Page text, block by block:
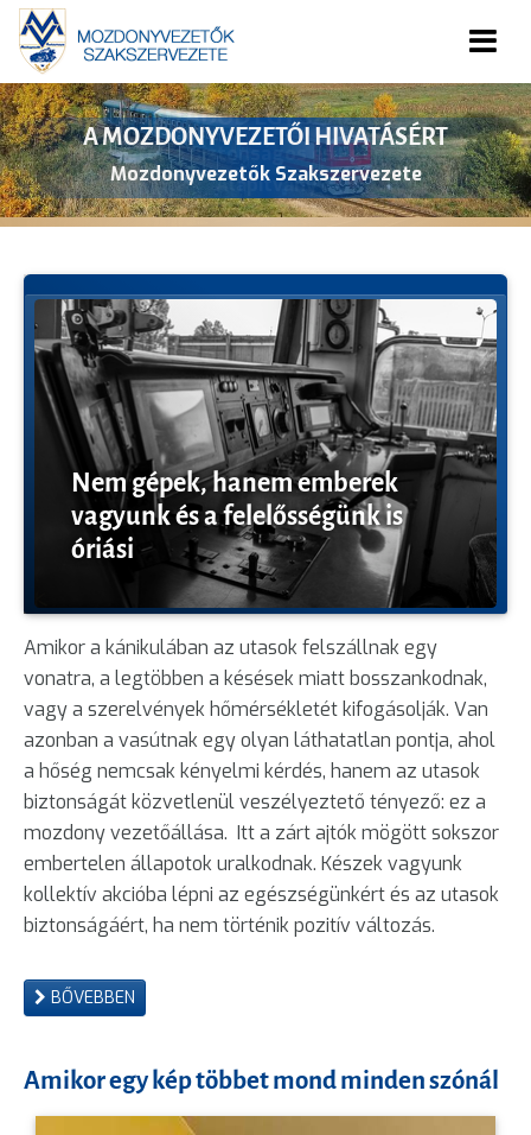
TÁMOGASD ADÓD EGY SZÁZALÉKÁVAL!
Mozdonyvezetők a Biztonságos és Egészséges Életért
Alapítvány
Nem gépek, hanem emberek
vagyunk és a felelősségünk is
óriási
Amikor a kánikulában az utasok felszállnak egy
vonatra, a legtöbben a késések miatt bosszankodnak,
vagy a szerelvények hőmérsékletét kifogásolják. Van
azonban a vasútnak egy olyan láthatatlan pontja, ahol
a hőség nemcsak kényelmi kérdés, hanem az utasok
biztonságát közvetlenül veszélyeztető tényező: ez a
mozdony vezetőállása. Itt a zárt ajtók mögött sokszor
embertelen állapotok uralkodnak. Készek vagyunk
kollektív akcióba lépni az egészségünkért és az utasok
biztonságáért, ha nem történik pozitív változás.
BŐVEBBEN
Amikor egy kép többet mond minden szónál